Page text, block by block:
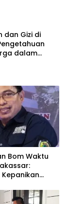
dan Gizi di
dalam
Bom Waktu